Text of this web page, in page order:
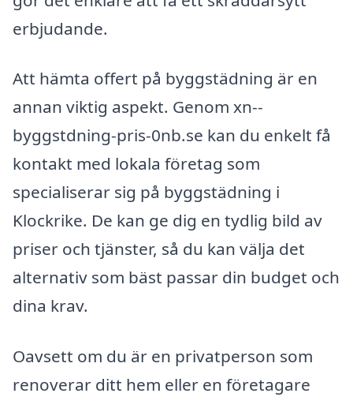
erbjudande.
Att hämta offert på byggstädning är en
annan viktig aspekt. Genom xn--
byggstdning-pris-0nb.se kan du enkelt få
kontakt med lokala företag som
specialiserar sig på byggstädning i
Klockrike. De kan ge dig en tydlig bild av
priser och tjänster, så du kan välja det
alternativ som bäst passar din budget och
dina krav.
Oavsett om du är en privatperson som
renoverar ditt hem eller en företagare